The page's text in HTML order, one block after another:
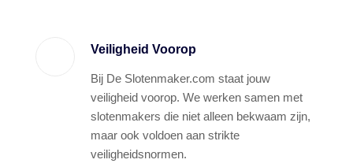
Veiligheid Voorop
Bij De Slotenmaker.com staat jouw
veiligheid voorop. We werken samen met
slotenmakers die niet alleen bekwaam zijn,
maar ook voldoen aan strikte
veiligheidsnormen.